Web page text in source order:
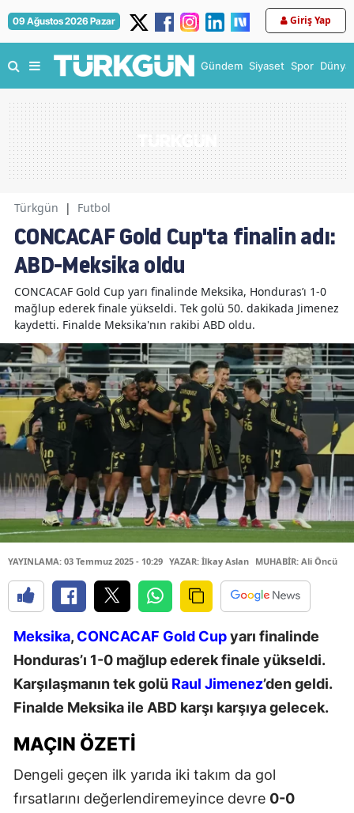
09 Ağustos 2026 Pazar Giriş Yap
Gündem Siyaset Spor Dünya
Türkgün | Futbol
CONCACAF Gold Cup'ta finalin adı:
ABD-Meksika oldu
CONCACAF Gold Cup yarı finalinde Meksika, Honduras’ı 1-0
mağlup ederek finale yükseldi. Tek golü 50. dakikada Jimenez
kaydetti. Finalde Meksika'nın rakibi ABD oldu.
YAYINLAMA: 03 Temmuz 2025 - 10:29 YAZAR: İlkay Aslan MUHABİR: Ali Öncü
Meksika, CONCACAF Gold Cupyarı finalinde
Honduras’ı 1-0 mağlup ederek finale yükseldi.
Karşılaşmanın tek golü Raul Jimenez’den geldi.
Finalde Meksika ile ABD karşı karşıya gelecek.
MAÇIN ÖZETI
Dengeli geçen ilk yarıda iki takım da gol
fırsatlarını değerlendiremeyince devre 0-0